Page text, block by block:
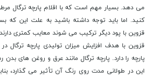
می دهد. بسیار مهم است که با اقلام پارچه ترگال
کنید. اما باید توجه داشته باشید به علت این که
قزوین با پود دیگر ترکیب می شوند معایب کمتری دارند.
قزوین با هدف افزایش میزان تولیدی پارچه ترگال در
پارچه را دارد. پارچه ترگال مانند عرق و روغن های
این در طولانی مدت روی رنگ آن تأثیر می گذارد،